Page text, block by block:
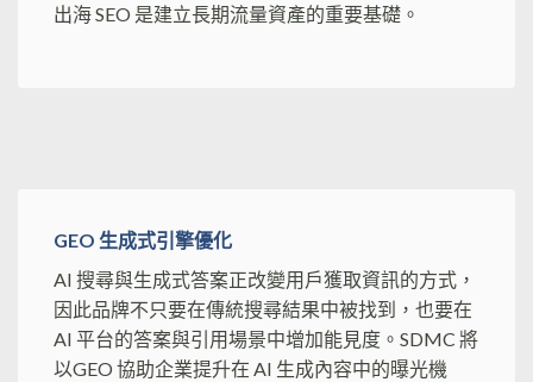
出海 SEO 是建立長期流量資產的重要基礎。
GEO 生成式引擎優化
AI 搜尋與生成式答案正改變用戶獲取資訊的方式，
因此品牌不只要在傳統搜尋結果中被找到，也要在
AI 平台的答案與引用場景中增加能見度。SDMC 將
以GEO 協助企業提升在 AI 生成內容中的曝光機